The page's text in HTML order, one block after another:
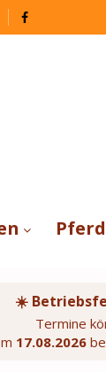
☀️
Termine
17.08.2026